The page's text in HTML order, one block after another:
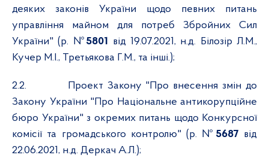
деяких законів України щодо певних питань
управління майном для потреб Збройних Сил
України" (р. № 5801
від 19.07.2021, н.д. Білозір Л.М.,
Кучер М.І., Третьякова Г.М., та інші.);
2.2.
Проект Закону "Про внесення змін до
Закону України "Про Національне антикорупційне
бюро України" з окремих питань щодо Конкурсної
комісії та громадського контролю" (р. № 5687 від
22.06.2021, н.д. Деркач А.Л.);